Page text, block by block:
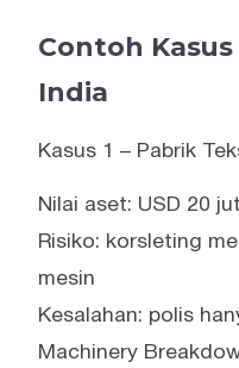
Contoh
India
Kasus 1 – Pabrik
Nilai aset: USD 20
Risiko: korsleting
mesin
Kesalahan: polis
Machinery